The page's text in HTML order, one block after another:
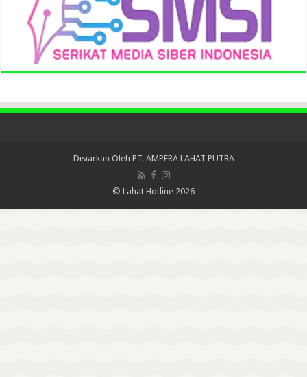
Disiarkan Oleh PT. AMPERA LAHAT PUTRA
© Lahat Hotline 2026